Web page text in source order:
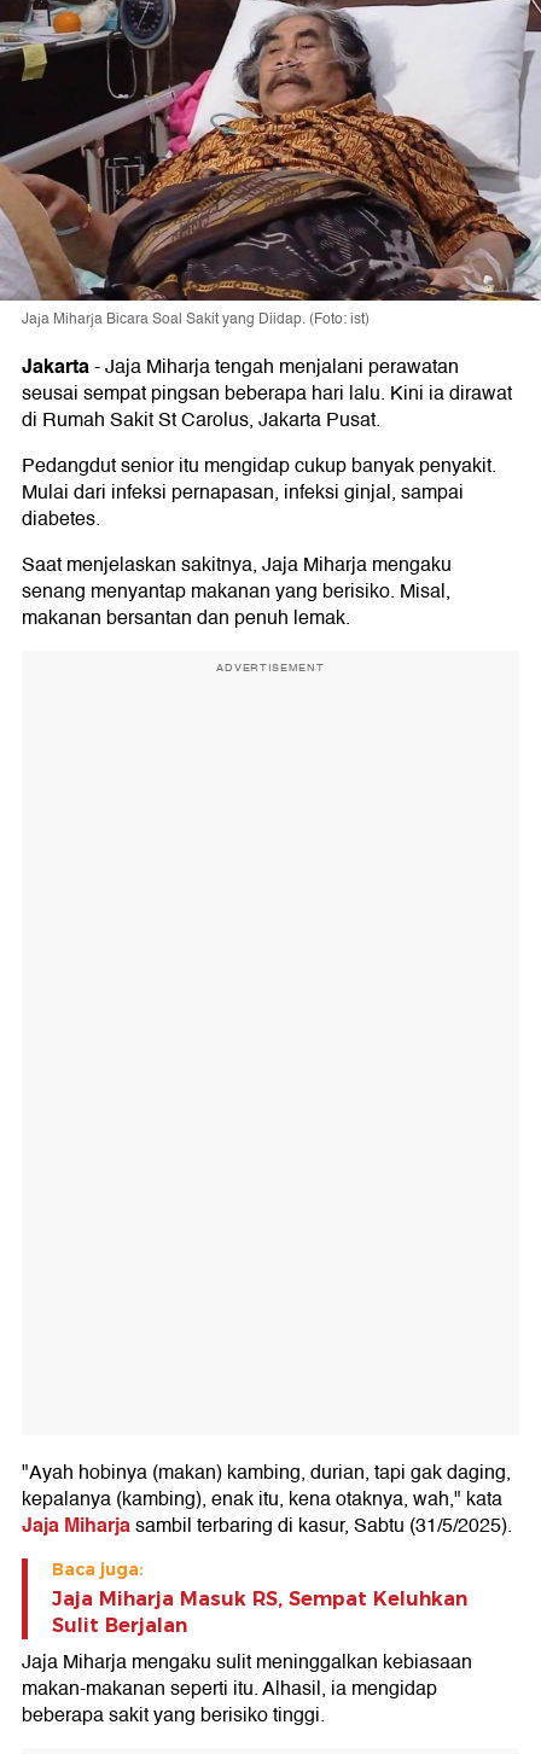
Jaja Miharja Bicara Soal Sakit yang Diidap. (Foto: ist)
Jakarta-Jaja Miharja tengah menjalani perawatan
seusai sempat pingsan beberapa hari lalu. Kini ia dirawat
di Rumah Sakit St Carolus, Jakarta Pusat.
Pedangdut senior itu mengidap cukup banyak penyakit.
Mulai dari infeksi pernapasan, infeksi ginjal, sampai
diabetes.
Saat menjelaskan sakitnya, Jaja Miharja mengaku
senang menyantap makanan yang berisiko. Misal,
makanan bersantan dan penuh lemak.
ADVERTISEMENT
"Ayah hobinya (makan) kambing, durian, tapi gak daging,
kepalanya (kambing), enak itu, kena otaknya, wah," kata
Jaja Miharjasambil terbaring di kasur, Sabtu (31/5/2025).
Baca juga:
Jaja Miharja Masuk RS, Sempat Keluhkan
Sulit Berjalan
Jaja Miharja mengaku sulit meninggalkan kebiasaan
makan-makanan seperti itu. Alhasil, ia mengidap
beberapa sakit yang berisiko tinggi.